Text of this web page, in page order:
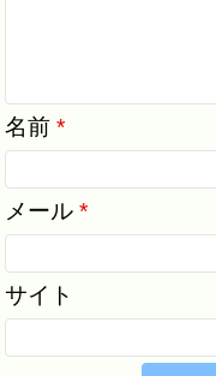
名前*
メール*
サイト